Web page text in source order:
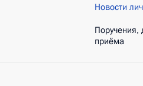
Новости
Поручения,
приёма